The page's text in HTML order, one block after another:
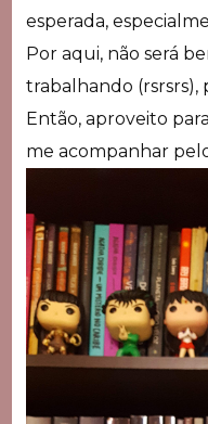
esperada,
Por aqui, não será
trabalhando (rsrsrs),
Então, aproveito
me acompanhar